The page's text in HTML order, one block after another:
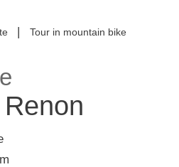
| Tour in mountain bike